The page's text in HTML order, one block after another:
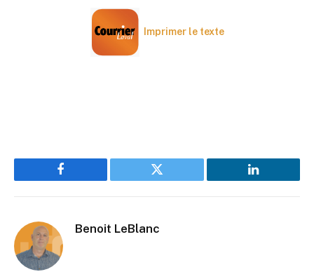
Imprimer le texte
Facebook Twitter LinkedIn
Benoit LeBlanc